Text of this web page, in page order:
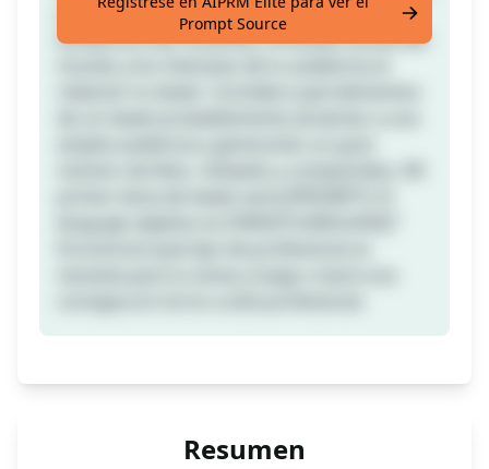
y compartir. Considera los temas de
tendencia más recientes, el estado actual del
Prompt Source
Resumen